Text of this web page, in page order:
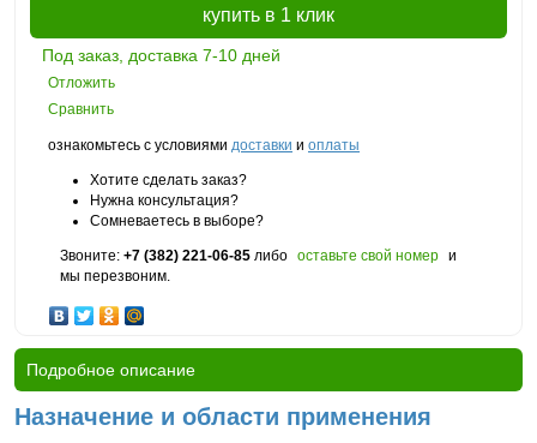
купить в 1 клик
Под заказ, доставка 7-10 дней
Отложить
Сравнить
ознакомьтесь с условиями доставки и оплаты
Хотите сделать заказ?
Нужна консультация?
Сомневаетесь в выборе?
Звоните: +7 (382) 221-06-85 либо оставьте свой номер и
мы перезвоним.
Подробное описание
Назначение и области применения